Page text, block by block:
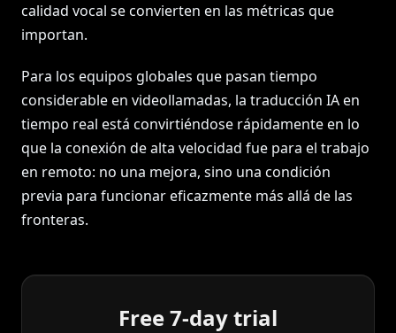
calidad vocal se convierten en las métricas que
importan.
Para los equipos globales que pasan tiempo
considerable en videollamadas, la traducción IA en
tiempo real está convirtiéndose rápidamente en lo
que la conexión de alta velocidad fue para el trabajo
en remoto: no una mejora, sino una condición
previa para funcionar eficazmente más allá de las
fronteras.
Free 7-day trial